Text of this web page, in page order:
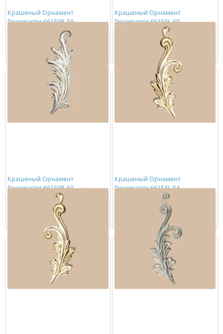
Крашеный Орнамент
Decomaster 66159R-59
3204,00 ₽/шт
Купить
Крашеный Орнамент
Decomaster 66159L-60
2734,00 ₽/шт
Купить
Крашеный Орнамент
Decomaster 66159R-60
2734,00 ₽/шт
Купить
Крашеный Орнамент
Decomaster 66154L-54
2891,00 ₽/шт
Купить